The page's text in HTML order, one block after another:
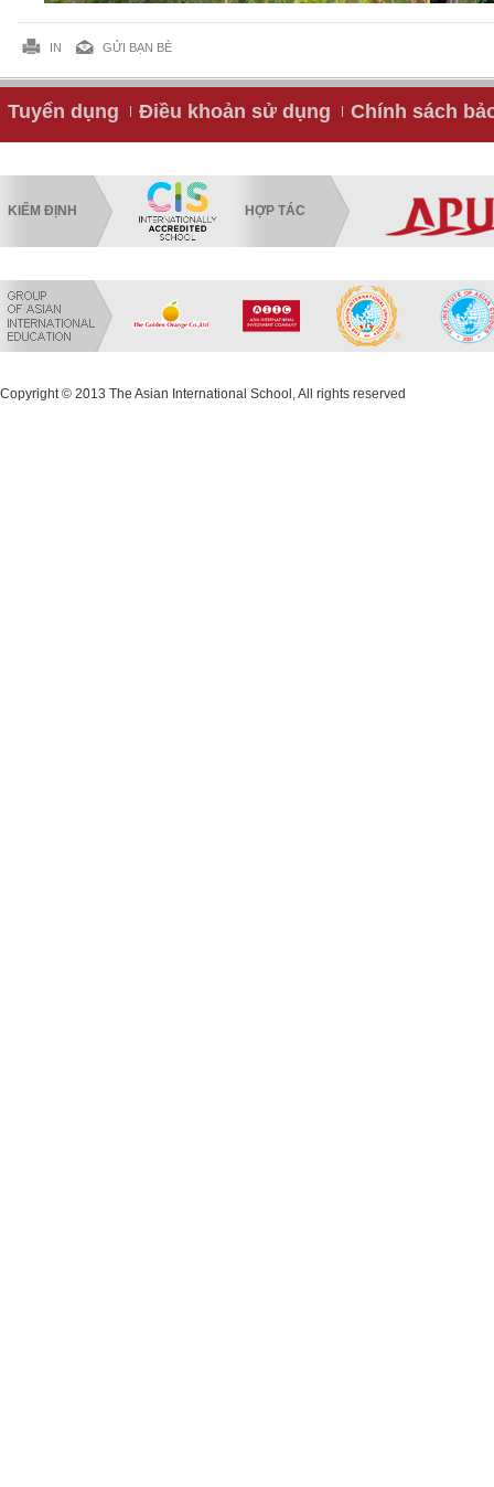
IN GỬI BẠN BÈ
Tuyển dụng Điều khoản sử dụng Chính sách
KIỂM ĐỊNH HỢP TÁC
Copyright © 2013 The Asian International School, All rights reserved